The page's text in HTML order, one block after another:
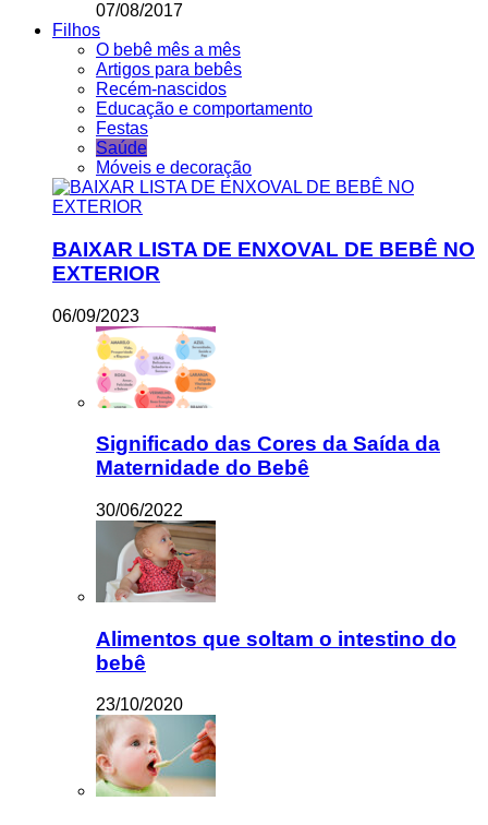
07/08/2017
Filhos
O bebê mês a mês
Artigos para bebês
Recém-nascidos
Educação e comportamento
Festas
Saúde
Móveis e decoração
BAIXAR LISTA DE ENXOVAL DE BEBÊ NO
EXTERIOR
06/09/2023
Significado das Cores da Saída da
Maternidade do Bebê
30/06/2022
Alimentos que soltam o intestino do
bebê
23/10/2020